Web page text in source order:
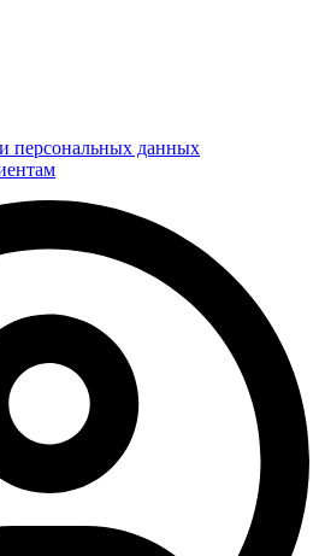
персональных данных